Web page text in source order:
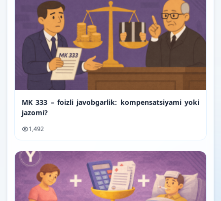
MK 333 – foizli javobgarlik: kompensatsiyami yoki
jazomi?
1,492